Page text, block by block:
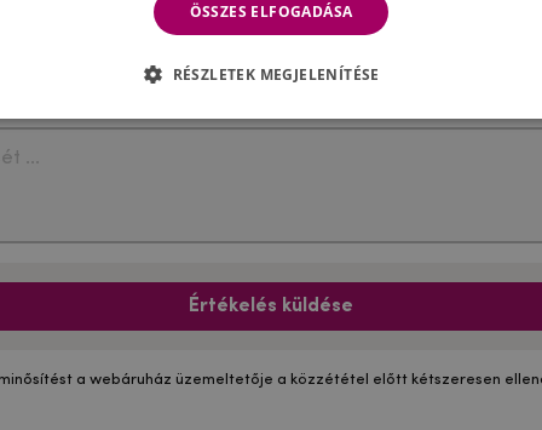
Értékelés küldése
a webáruház üzemeltetője a közzététel előtt kétszeresen
ÖSSZES ELFOGADÁSA
RÉSZLETEK MEGJELENÍTÉSE